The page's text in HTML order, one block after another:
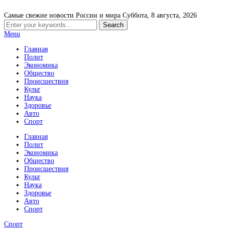
Самые свежие новости России и мира Суббота, 8 августа, 2026
Menu
Главная
Полит
Экономика
Общество
Происшествия
Культ
Наука
Здоровье
Авто
Спорт
Главная
Полит
Экономика
Общество
Происшествия
Культ
Наука
Здоровье
Авто
Спорт
Спорт